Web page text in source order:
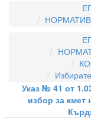
Указ № 41 от
избор за